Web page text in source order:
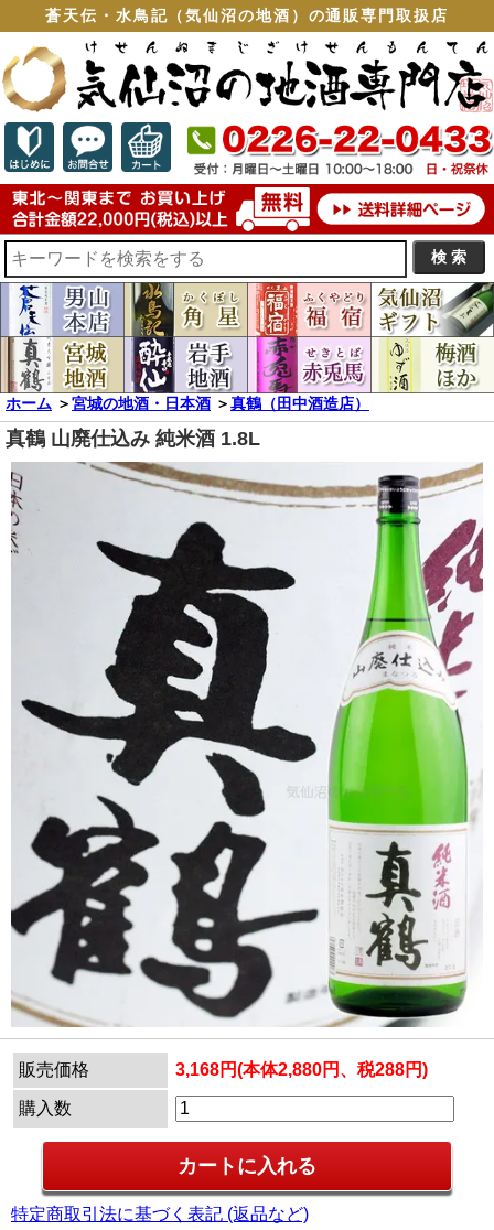
蒼天伝・水鳥記（気仙沼の地酒）の通販専門取扱店
ホーム ＞宮城の地酒・日本酒 ＞真鶴（田中酒造店）
真鶴 山廃仕込み 純米酒 1.8L
販売価格 3,168円(本体2,880円、税288円)
購入数
特定商取引法に基づく表記 (返品など)